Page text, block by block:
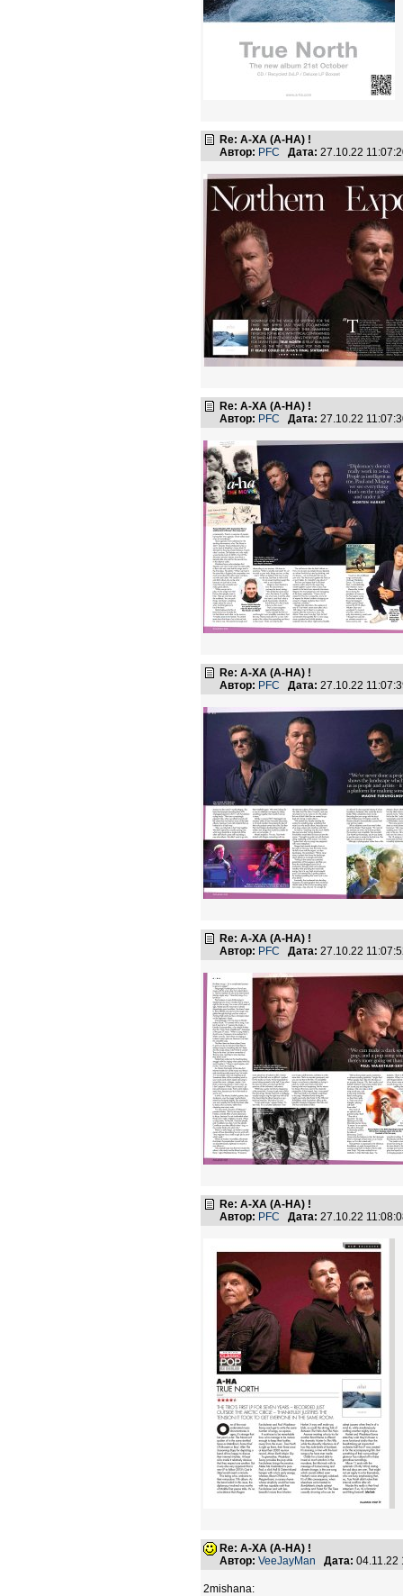
Re: А-ХА (A-HA) !
Автор: PFC Дата: 27.10.22
Re: А-ХА (A-HA) !
Автор: PFC Дата: 27.10.22
Re: А-ХА (A-HA) !
Автор: PFC Дата: 27.10.22
Re: А-ХА (A-HA) !
Автор: PFC Дата: 27.10.22
Re: А-ХА (A-HA) !
Автор: PFC Дата: 27.10.22
Re: А-ХА (A-HA) !
Автор: VeeJayMan Дата:
2mishana: